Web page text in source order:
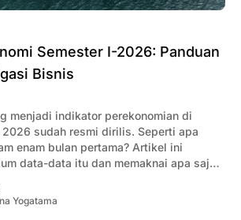
Semester I-2026: Panduan
Bisnis
menjadi indikator perekonomian di
sudah resmi dirilis. Seperti apa
enam bulan pertama? Artikel ini
data-data itu dan memaknai apa saja
Yogatama